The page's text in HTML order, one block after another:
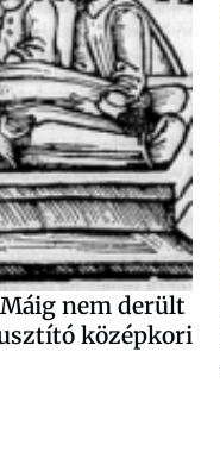
nem derült
középkori